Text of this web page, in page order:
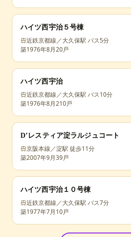
ハイツ西宇治５号棟
近鉄京都線／大久保駅 バス5分
築1976年8月20戸
ハイツ西宇治
近鉄京都線／大久保駅 バス10分
築1976年8月210戸
D’レスティア淀ラルジュコート
京阪本線／淀駅 徒歩11分
築2007年9月39戸
ハイツ西宇治１０号棟
近鉄京都線／大久保駅 バス7分
築1977年7月10戸